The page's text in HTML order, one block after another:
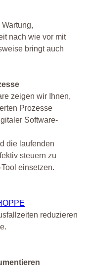
nach wie vor mit
bringt auch
zeigen wir Ihnen,
Prozesse
Software-
die laufenden
steuern zu
einsetzen.
reduzieren